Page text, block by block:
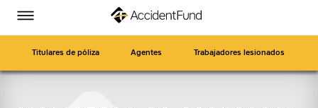
inicio
contenido
Alternar
menú
Titulares de póliza Agentes Trabajadores lesionados
Accident
Accident
Accident
Accident